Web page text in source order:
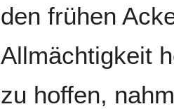
den frühen
Allmächtigkeit
zu hoffen,